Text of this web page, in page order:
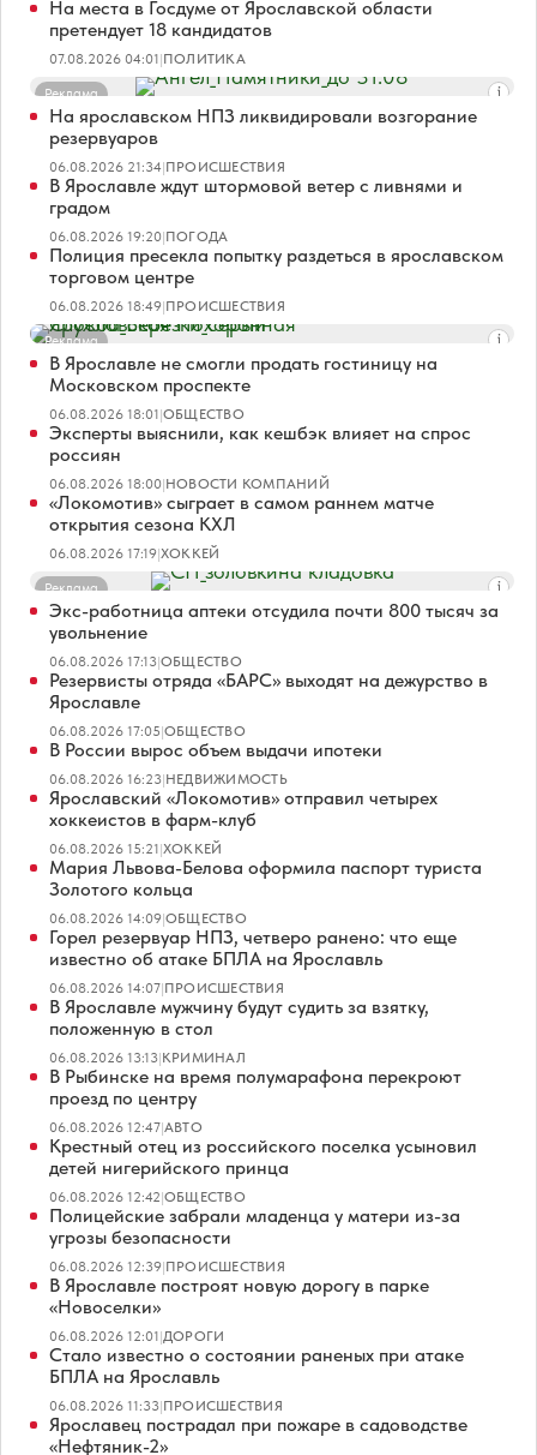
На места в Госдуме от Ярославской области
претендует 18 кандидатов
07.08.2026 04:01|ПОЛИТИКА
Реклама
На ярославском НПЗ ликвидировали возгорание
резервуаров
06.08.2026 21:34|ПРОИСШЕСТВИЯ
В Ярославле ждут штормовой ветер с ливнями и
градом
06.08.2026 19:20|ПОГОДА
Полиция пресекла попытку раздеться в ярославском
торговом центре
06.08.2026 18:49|ПРОИСШЕСТВИЯ
Реклама
В Ярославле не смогли продать гостиницу на
Московском проспекте
06.08.2026 18:01|ОБЩЕСТВО
Эксперты выяснили, как кешбэк влияет на спрос
россиян
06.08.2026 18:00|НОВОСТИ КОМПАНИЙ
«Локомотив» сыграет в самом раннем матче
открытия сезона КХЛ
06.08.2026 17:19|ХОККЕЙ
Реклама
Экс-работница аптеки отсудила почти 800 тысяч за
увольнение
06.08.2026 17:13|ОБЩЕСТВО
Резервисты отряда «БАРС» выходят на дежурство в
Ярославле
06.08.2026 17:05|ОБЩЕСТВО
В России вырос объем выдачи ипотеки
06.08.2026 16:23|НЕДВИЖИМОСТЬ
Ярославский «Локомотив» отправил четырех
хоккеистов в фарм-клуб
06.08.2026 15:21|ХОККЕЙ
Мария Львова-Белова оформила паспорт туриста
Золотого кольца
06.08.2026 14:09|ОБЩЕСТВО
Горел резервуар НПЗ, четверо ранено: что еще
известно об атаке БПЛА на Ярославль
06.08.2026 14:07|ПРОИСШЕСТВИЯ
В Ярославле мужчину будут судить за взятку,
положенную в стол
06.08.2026 13:13|КРИМИНАЛ
В Рыбинске на время полумарафона перекроют
проезд по центру
06.08.2026 12:47|АВТО
Крестный отец из российского поселка усыновил
детей нигерийского принца
06.08.2026 12:42|ОБЩЕСТВО
Полицейские забрали младенца у матери из-за
угрозы безопасности
06.08.2026 12:39|ПРОИСШЕСТВИЯ
В Ярославле построят новую дорогу в парке
«Новоселки»
06.08.2026 12:01|ДОРОГИ
Стало известно о состоянии раненых при атаке
БПЛА на Ярославль
06.08.2026 11:33|ПРОИСШЕСТВИЯ
Ярославец пострадал при пожаре в садоводстве
«Нефтяник-2»